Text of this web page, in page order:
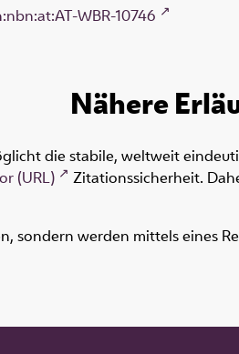
WBR-10746
Nähere
die stabile, weltweit
(URL)
Zitationssicherheit.
sondern werden mittels eines